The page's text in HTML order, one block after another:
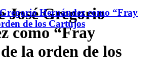
José Gregorio
como “Fray
la orden de los
Hernández como “Fray
de los Cartujos